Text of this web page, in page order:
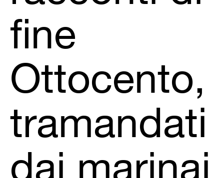
fine
Ottocento,
tramandati